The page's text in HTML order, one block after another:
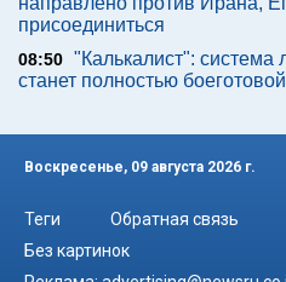
присоединиться
08:50 "Калькалист":
станет полностью
Воскресенье, 09 августа 2026 г.
Теги Обратная связь
Без картинок